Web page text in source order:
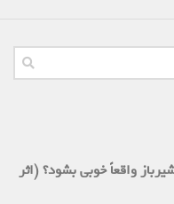
واقعاً خوبی بشود؟ (اثر